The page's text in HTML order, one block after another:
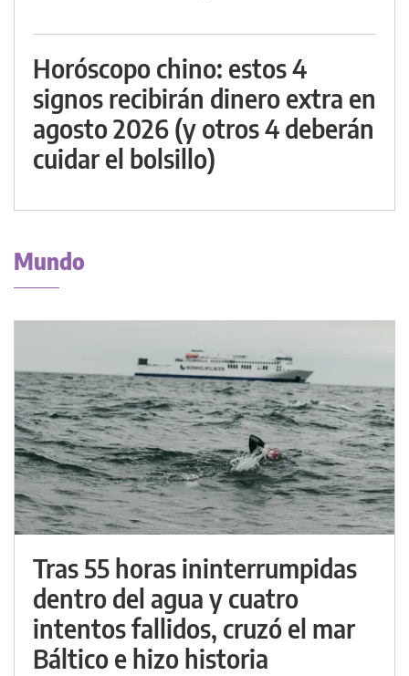
Horóscopo chino: estos 4
signos recibirán dinero extra en
agosto 2026 (y otros 4 deberán
cuidar el bolsillo)
Mundo
Tras 55 horas ininterrumpidas
dentro del agua y cuatro
intentos fallidos, cruzó el mar
Báltico e hizo historia